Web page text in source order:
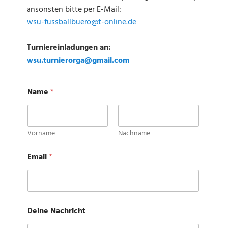
ansonsten bitte per E-Mail:
wsu-fussballbuero@t-online.de
Turniereinladungen an:
wsu.turnierorga@gmail.com
D
e
n
e
e
i
n
Name*
Vorname Nachname
Email*
Deine Nachricht